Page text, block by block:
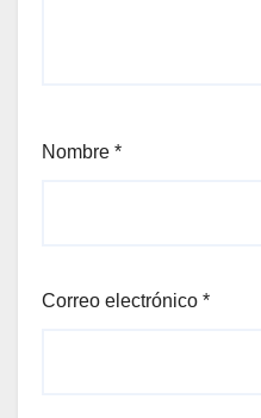
Nombre *
Correo electrónico *